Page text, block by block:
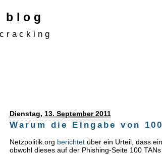
Dienstag, 13. September 2011
Warum die Eingabe von
Netzpolitik.org berichtet über ein Urteil, dass
obwohl dieses auf der Phishing-Seite 100